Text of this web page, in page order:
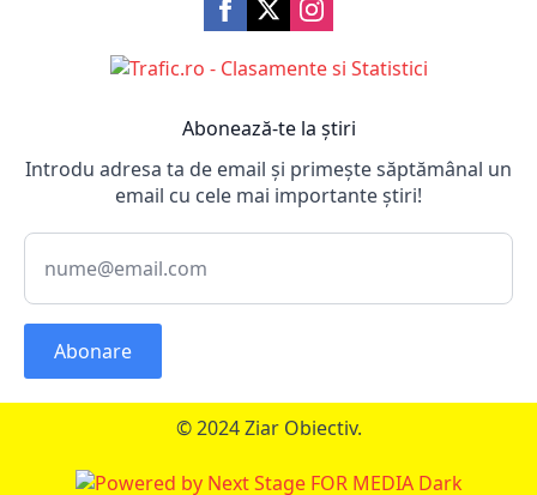
Abonează-te la știri
Introdu adresa ta de email și primește săptămânal un
email cu cele mai importante știri!
Abonare
© 2024 Ziar Obiectiv.